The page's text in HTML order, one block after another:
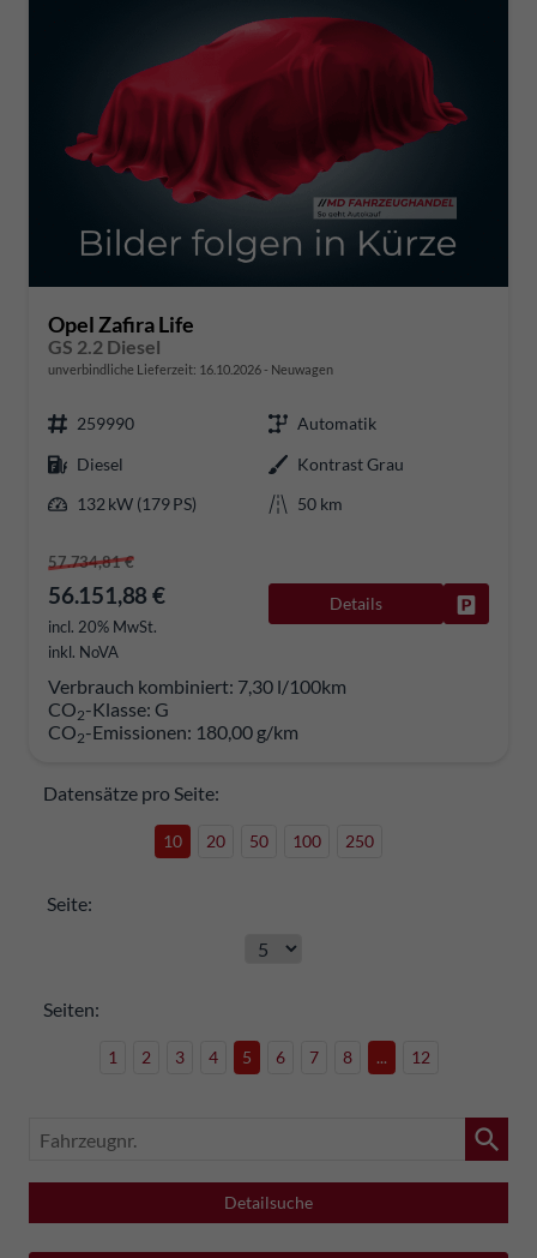
Opel Zafira Life
GS 2.2 Diesel
unverbindliche Lieferzeit: 16.10.2026 Neuwagen
259990
Automatik
Diesel
Kontrast Grau
132 kW (179 PS)
50 km
57.734,81 €
56.151,88 €
incl. 20% MwSt.
inkl. NoVA
Details
Verbrauch kombiniert: 7,30 l/100km
CO2-Klasse: G
CO2-Emissionen: 180,00 g/km
Datensätze pro Seite:
10 20 50 100 250
Seite:
Seiten:
1 2 3 4 5 6 7 8 ... 12
Fahrzeugnr.
Detailsuche